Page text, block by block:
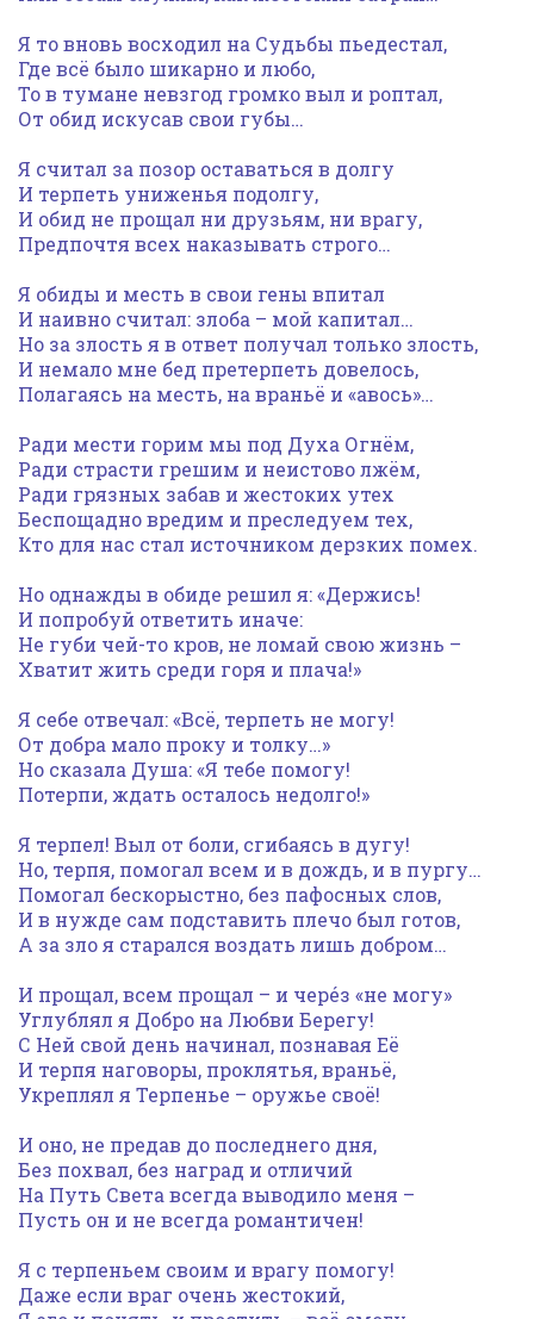
Я то вновь восходил на Судьбы пьедестал,
Где всё было шикарно и любо,
То в тумане невзгод громко выл и роптал,
От обид искусав свои губы…
Я считал за позор оставаться в долгу
И терпеть униженья подолгу,
И обид не прощал ни друзьям, ни врагу,
Предпочтя всех наказывать строго…
Я обиды и месть в свои гены впитал
И наивно считал: злоба – мой капитал…
Но за злость я в ответ получал только злость,
И немало мне бед претерпеть довелось,
Полагаясь на месть, на враньё и «авось»…
Ради мести горим мы под Духа Огнём,
Ради страсти грешим и неистово лжём,
Ради грязных забав и жестоких утех
Беспощадно вредим и преследуем тех,
Кто для нас стал источником дерзких помех.
Но однажды в обиде решил я: «Держись!
И попробуй ответить иначе:
Не губи чей-то кров, не ломай свою жизнь –
Хватит жить среди горя и плача!»
Я себе отвечал: «Всё, терпеть не могу!
От добра мало проку и толку…»
Но сказала Душа: «Я тебе помогу!
Потерпи, ждать осталось недолго!»
Я терпел! Выл от боли, сгибаясь в дугу!
Но, терпя, помогал всем и в дождь, и в пургу…
Помогал бескорыстно, без пафосных слов,
И в нужде сам подставить плечо был готов,
А за зло я старался воздать лишь добром…
И прощал, всем прощал – и черéз «не могу»
Углублял я Добро на Любви Берегу!
С Ней свой день начинал, познавая Её
И терпя наговоры, проклятья, враньё,
Укреплял я Терпенье – оружье своё!
И оно, не предав до последнего дня,
Без похвал, без наград и отличий
На Путь Света всегда выводило меня –
Пусть он и не всегда романтичен!
Я с терпеньем своим и врагу помогу!
Даже если враг очень жестокий,